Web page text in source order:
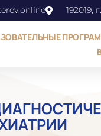
192019,